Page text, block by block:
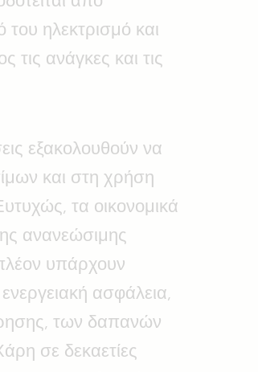
ηλεκτρισμό και
ανάγκες και τις
εξακολουθούν να
και στη χρήση
τα οικονομικά
ανανεώσιμης
υπάρχουν
ασφάλεια,
των δαπανών
σε δεκαετίες